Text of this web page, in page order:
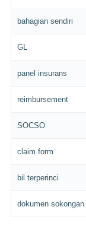
bahagian sendiri
GL
panel insurans
reimbursement
SOCSO
claim form
bil terperinci
dokumen sokongan